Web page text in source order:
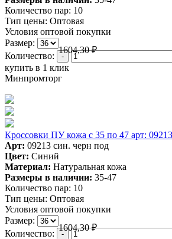
Количество пар: 10
Тип цены: Оптовая
Условия оптовой покупки
Размер:
1604,30₽
Количество:
купить в 1 клик
Минпромторг
Кроссовки ПУ кожа c 35 по 47 арт:
Арт: 09213 син. черн под
Цвет: Синий
Материал: Натуральная кожа
Размеры в наличии: 35-47
Количество пар: 10
Тип цены: Оптовая
Условия оптовой покупки
Размер:
1604,30₽
Количество: